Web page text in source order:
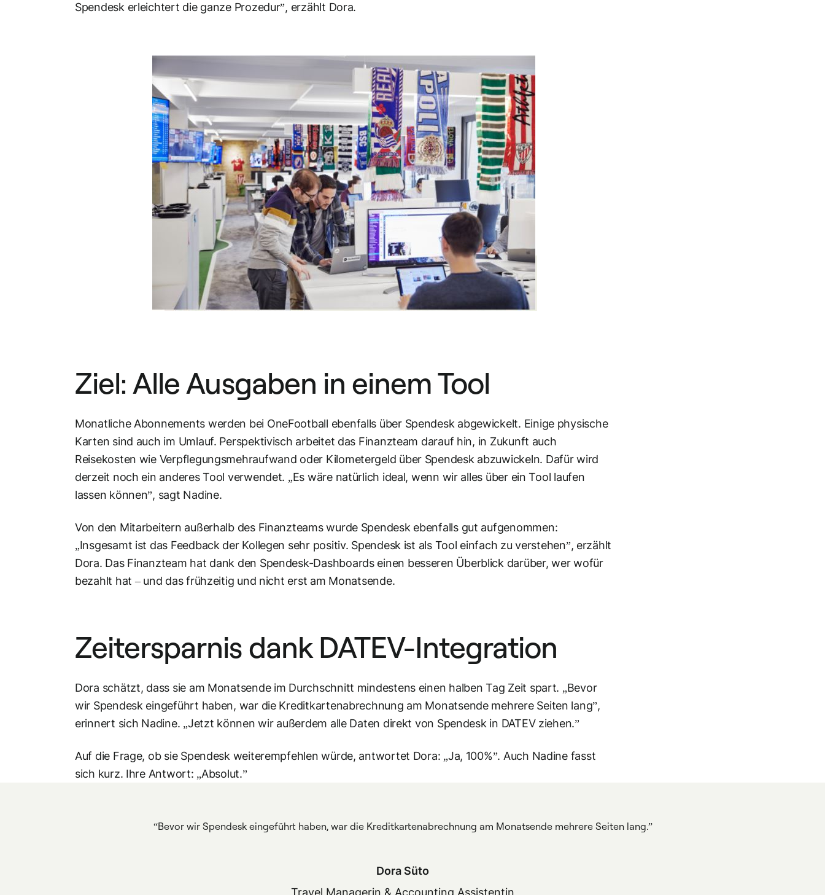
Spendesk erleichtert die ganze Prozedur”, erzählt Dora.
Ziel: Alle Ausgaben in einem Tool
Monatliche Abonnements werden bei OneFootball ebenfalls über Spendesk abgewickelt. Einige physische
Karten sind auch im Umlauf. Perspektivisch arbeitet das Finanzteam darauf hin, in Zukunft auch
Reisekosten wie Verpflegungsmehraufwand oder Kilometergeld über Spendesk abzuwickeln. Dafür wird
derzeit noch ein anderes Tool verwendet. „Es wäre natürlich ideal, wenn wir alles über ein Tool laufen
lassen können”, sagt Nadine.
Von den Mitarbeitern außerhalb des Finanzteams wurde Spendesk ebenfalls gut aufgenommen:
„Insgesamt ist das Feedback der Kollegen sehr positiv. Spendesk ist als Tool einfach zu verstehen”, erzählt
Dora. Das Finanzteam hat dank den Spendesk-Dashboards einen besseren Überblick darüber, wer wofür
bezahlt hat – und das frühzeitig und nicht erst am Monatsende.
Zeitersparnis dank DATEV-Integration
Dora schätzt, dass sie am Monatsende im Durchschnitt mindestens einen halben Tag Zeit spart. „Bevor
wir Spendesk eingeführt haben, war die Kreditkartenabrechnung am Monatsende mehrere Seiten lang”,
erinnert sich Nadine. „Jetzt können wir außerdem alle Daten direkt von Spendesk in DATEV ziehen.”
Auf die Frage, ob sie Spendesk weiterempfehlen würde, antwortet Dora: „Ja, 100%”. Auch Nadine fasst
sich kurz. Ihre Antwort: „Absolut.”
Bevor wir Spendesk eingeführt haben, war die Kreditkartenabrechnung am Monatsende mehrere Seiten lang.
Dora Süto
Travel Managerin & Accounting Assistentin